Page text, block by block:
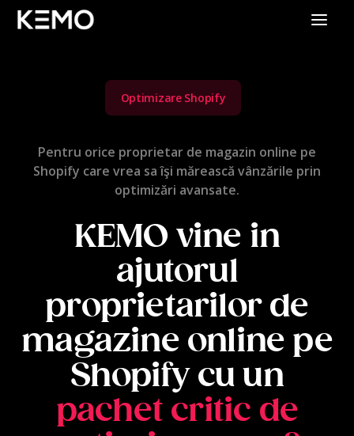
Optimizare Shopify
Pentru orice proprietar de magazin online pe
Shopify care vrea sa îşi mărească vânzările prin
optimizări avansate.
KEMO vine in
ajutorul
proprietarilor de
magazine online pe
Shopify cu un
pachet critic de